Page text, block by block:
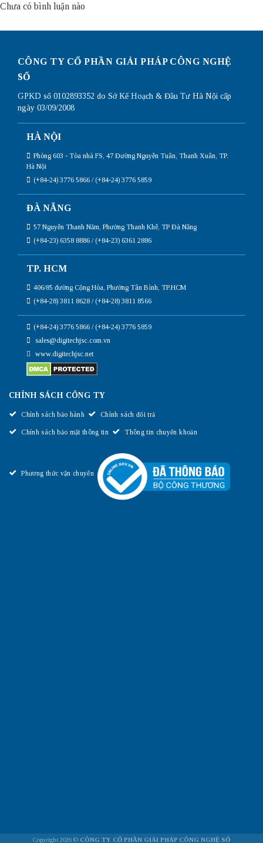
Chưa có bình luận nào
CÔNG TY CỔ PHẦN GIẢI PHÁP CÔNG NGHỆ
SỐ
GPKD số 0102893352 do Sở Kế Hoạch & Đầu Tư Hà Nội cấp
ngày 03/09/2008
HÀ NỘI
Phòng 603 - Tòa nhà FS, 47 Đường Nguyễn Tuân, Thanh Xuân, TP.
Hà Nội
(+84-24) 3776 5866 / (+84-24) 3776 5859
ĐÀ NẴNG
57 Nguyễn Thanh Năm, Phường Thanh Khê, TP Đà Nẵng
(+84-23) 6358 8886 / (+84-23) 6361 2886
TP. HCM
406/85 đường Cộng Hòa, Phường Tân Bình, TP.HCM
(+84-28) 3811 8628 / (+84-28) 3811 8566
(+84-24) 3776 5866 / (+84-24) 3776 5859
sales@digitechjsc.com.vn
www.digitechjsc.net
CHÍNH SÁCH CÔNG TY
Chính sách bảo hành Chính sách đổi trả
Chính sách bảo mật thông tin Thông tin chuyển khoản
Phương thức vận chuyển
Copyright 2026 © CÔNG TY CỔ PHẦN GIẢI PHÁP CÔNG NGHỆ SỐ